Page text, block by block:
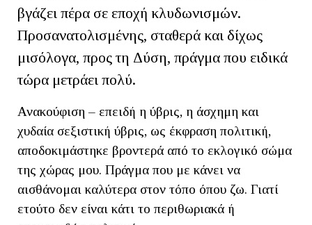
βγάζει πέρα σε εποχή κλυδωνισμών.
Προσανατολισμένης, σταθερά και δίχως
μισόλογα, προς τη Δύση, πράγμα που ειδικά
τώρα μετράει πολύ.
Ανακούφιση – επειδή η ύβρις, η άσχημη και
χυδαία σεξιστική ύβρις, ως έκφραση πολιτική,
αποδοκιμάστηκε βροντερά από το εκλογικό σώμα
της χώρας μου. Πράγμα που με κάνει να
αισθάνομαι καλύτερα στον τόπο όπου ζω. Γιατί
ετούτο δεν είναι κάτι το περιθωριακά ή